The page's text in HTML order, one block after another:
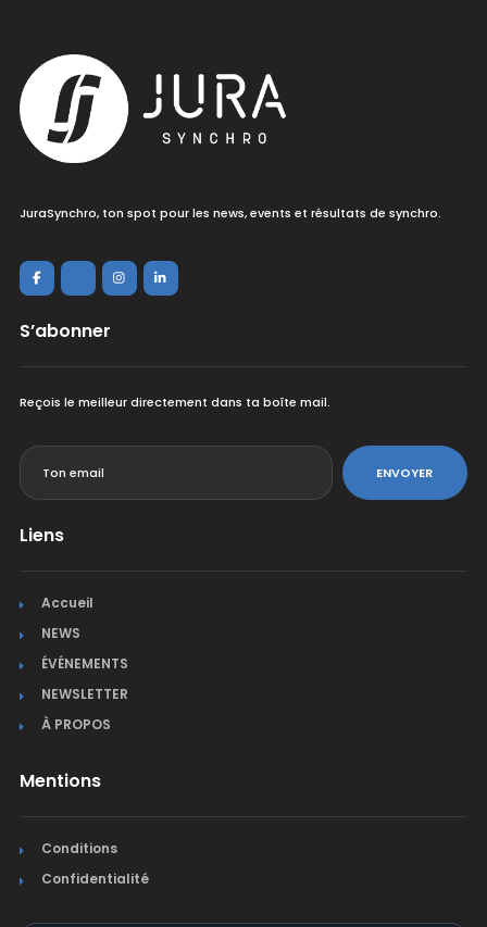
JuraSynchro, ton spot pour les news, events et résultats de synchro.
S’abonner
Reçois le meilleur directement dans ta boîte mail.
ENVOYER
Liens
Accueil
NEWS
ÉVÉNEMENTS
NEWSLETTER
À PROPOS
Mentions
Conditions
Confidentialité